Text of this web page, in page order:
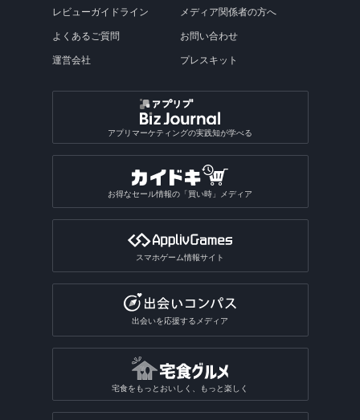
レビューガイドライン
よくあるご質問
運営会社
メディア関係者の方へ
お問い合わせ
プレスキット
アプリマーケティングの実践知が学べる
お得なセール情報の「買い時」メディア
スマホゲーム情報サイト
出会いを応援するメディア
宅食をもっとおいしく、もっと楽しく